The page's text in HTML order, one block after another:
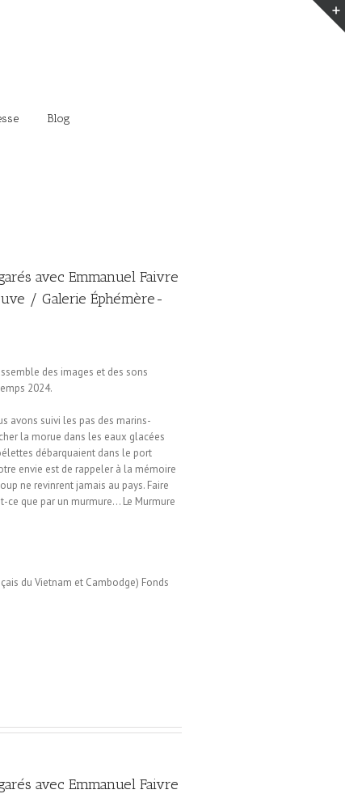
Blog
avec Emmanuel Faivre
/ Galerie Éphémère-
des images et des sons
2024.
avons suivi les pas des marins-
la morue dans les eaux glacées
débarquaient dans le port
envie est de rappeler à la mémoire
ne revinrent jamais au pays. Faire
ce que par un murmure… Le Murmure
du Vietnam et Cambodge) Fonds
avec Emmanuel Faivre